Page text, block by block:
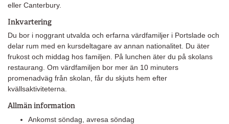
eller Canterbury.
Inkvartering
Du bor i noggrant utvalda och erfarna värdfamiljer i Portslade och
delar rum med en kursdeltagare av annan nationalitet. Du äter
frukost och middag hos familjen. På lunchen äter du på skolans
restaurang. Om värdfamiljen bor mer än 10 minuters
promenadväg från skolan, får du skjuts hem efter
kvällsaktiviteterna.
Allmän information
Ankomst söndag, avresa söndag